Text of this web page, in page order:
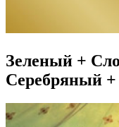
Зеленый +
Серебряный